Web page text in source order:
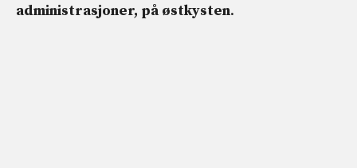
administrasjoner, på østkysten.